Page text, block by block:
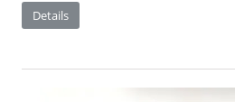
Details